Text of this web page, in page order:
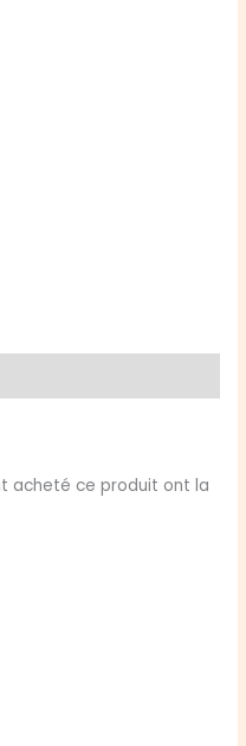
acheté ce produit ont la